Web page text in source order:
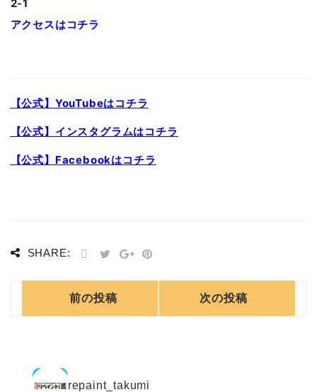
2-1
アクセスはコチラ
【公式】YouTubeはコチラ
【公式】インスタグラムはコチラ
【公式】Facebookはコチラ
SHARE:
前の投稿 次の投稿
repaint_takumi